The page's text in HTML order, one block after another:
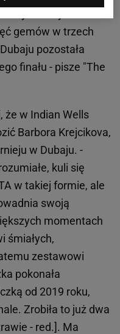
gemów w trzech
pozostała
finału - pisze "The
że w Indian Wells
Barbora Krejcikova,
w Dubaju. -
kuli się
w takiej formie, ale
swoją
momentach
śmiałych,
zestawowi
pokonała
od 2019 roku,
Zrobiła to już dwa
- red.]. Ma